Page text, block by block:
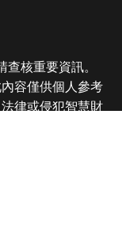
核重要資訊。
容僅供個人參考
律或侵犯智慧財